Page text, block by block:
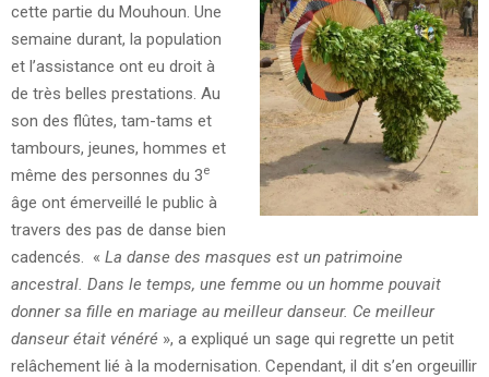
cette partie du Mouhoun. Une
semaine durant, la population
et l’assistance ont eu droit à
de très belles prestations. Au
son des flûtes, tam-tams et
tambours, jeunes, hommes et
même des personnes du 3e
âge ont émerveillé le public à
travers des pas de danse bien
cadencés. « La danse des masques est un patrimoine
ancestral. Dans le temps, une femme ou un homme pouvait
donner sa fille en mariage au meilleur danseur. Ce meilleur
danseur était vénéré », a expliqué un sage qui regrette un petit
relâchement lié à la modernisation. Cependant, il dit s’en orgeuillir